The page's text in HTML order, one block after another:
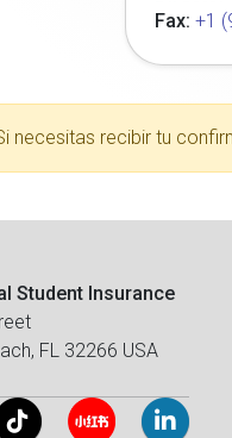
Fax: +1
necesitas recibir tu
Student Insurance
FL 32266 USA